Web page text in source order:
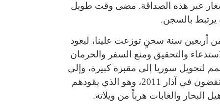
عبر هذه الصداقة. مضى وقت طويل
يرتبط بالسجن.
أربعين سنة سجنٍ توزعت علينا، ليعود
والتحقيق ومنع السفر والحرمان
لتحويل سوريا إلى مقبرة كبيرة، وإلى
سجن أكبر. هو السقف ذاته الذي جعلَ السوريين يتمردون وينتفضون في آذار 2011، وهو الذي يقودهم
والغابات هرباً من ويلاته.